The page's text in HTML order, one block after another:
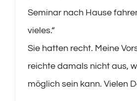
Seminar nach Hause
vieles.“
Sie hatten recht. Meine
reichte damals nicht aus,
möglich sein kann. Vielen